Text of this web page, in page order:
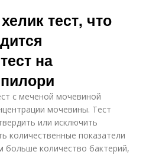
тест, что
на
с меченой мочевиной
мочевины. Тест
или исключить
количественные показатели
больше количество бактерий,